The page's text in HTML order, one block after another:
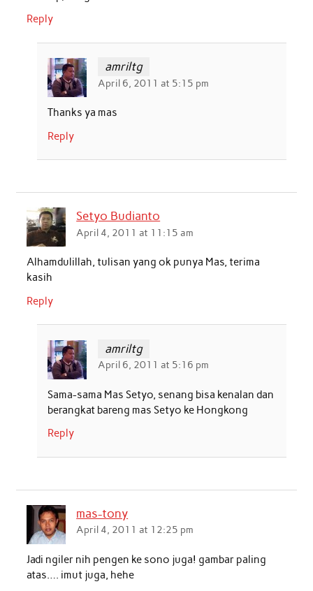
Reply
amriltg
April 6, 2011 at 5:15 pm
Thanks ya mas
Reply
Setyo Budianto
April 4, 2011 at 11:15 am
Alhamdulillah, tulisan yang ok punya Mas, terima
kasih
Reply
amriltg
April 6, 2011 at 5:16 pm
Sama-sama Mas Setyo, senang bisa kenalan dan
berangkat bareng mas Setyo ke Hongkong
Reply
mas-tony
April 4, 2011 at 12:25 pm
Jadi ngiler nih pengen ke sono juga! gambar paling
atas…. imut juga, hehe